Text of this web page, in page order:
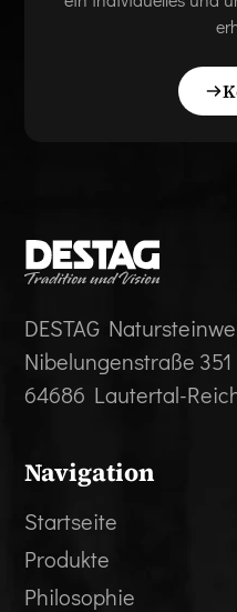
DESTAG
Nibelungenstraße 351
64686 Lautertal-
Navigation
Startseite
Produkte
Philosophie